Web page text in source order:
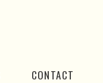
CONTACT